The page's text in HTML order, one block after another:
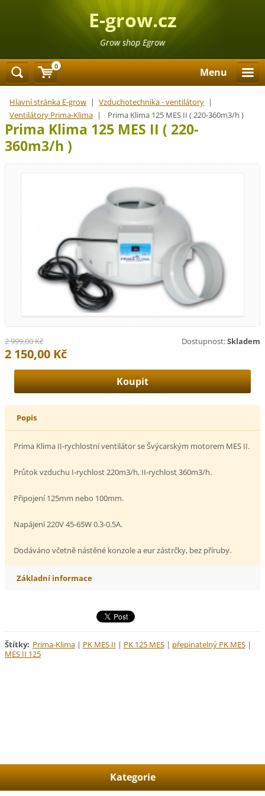
E-grow.cz
Grow shop Egrow
Menu
Hlavní stránka E-grow | Vzduchotechnika - ventilátory |
Ventilátory Prima-Klima | Prima Klima 125 MES II ( 220-360m3/h )
Prima Klima 125 MES II ( 220-
360m3/h )
Dostupnost:Skladem
2 999,00 Kč
2 150,00 Kč
Popis
Prima Klima II-rychlostní ventilátor se Švýcarským motorem MES II.
Průtok vzduchu I-rychlost 220m3/h, II-rychlost 360m3/h.
Připojení 125mm nebo 100mm.
Napájení 220V 45-65W 0.3-0.5A.
Dodáváno včetně nástěné konzole a eur zástrčky, bez příruby.
Základní informace
Štítky: Prima-Klima | PK MES II | PK 125 MES | přepinatelný PK MES |
MES II 125
Kategorie
0